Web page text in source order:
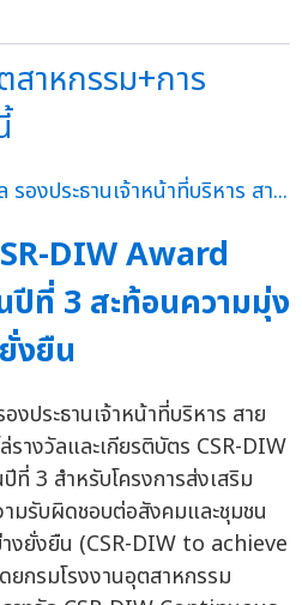
สาหกรรม+การ
DIW Award
ปีที่ 3 สะท้อนความมุ่ง
งยืน
งประธานเจ้าหน้าที่บริหาร สาย
างวัลและเกียรติบัตร CSR-DIW
3 สำหรับโครงการส่งเสริม
มรับผิดชอบต่อสังคมและชุมชน
งยั่งยืน (CSR-DIW to achieve
ยกรมโรงงานอุตสาหกรรม